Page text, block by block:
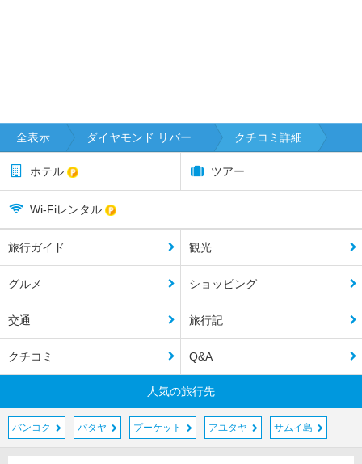
全表示 ダイヤモンド リバー.. クチコミ詳細
ホテル ツアー
Wi-Fiレンタル
旅行ガイド 観光
グルメ ショッピング
交通 旅行記
クチコミ Q&A
人気の旅行先
バンコク パタヤ プーケット アユタヤ サムイ島